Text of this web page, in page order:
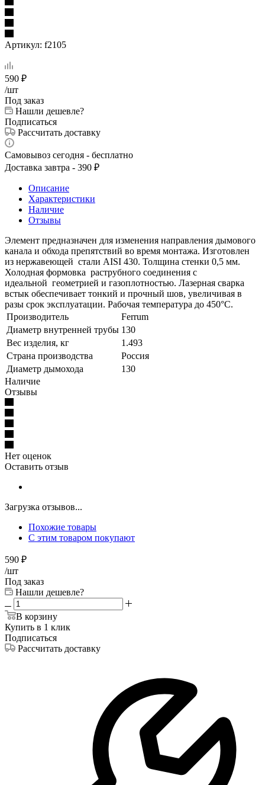
Артикул: f2105
590 ₽
/шт
Под заказ
Нашли дешевле?
Подписаться
Рассчитать доставку
Самовывоз сегодня - бесплатно
Доставка завтра - 390 ₽
Описание
Характеристики
Наличие
Отзывы
Элемент предназначен для изменения направления дымового
канала и обхода препятствий во время монтажа. Изготовлен
из нержавеющей стали AISI 430. Толщина стенки 0,5 мм.
Холодная формовка раструбного соединения с
идеальной геометрией и газоплотностью. Лазерная сварка
встык обеспечивает тонкий и прочный шов, увеличивая в
разы срок эксплуатации. Рабочая температура до 450°С.
Производитель
Ferrum
Диаметр внутренней трубы 130
Вес изделия, кг
1.493
Страна производства
Россия
Диаметр дымохода
130
Наличие
Отзывы
Нет оценок
Оставить отзыв
Загрузка отзывов...
Похожие товары
С этим товаром покупают
590 ₽
/шт
Под заказ
Нашли дешевле?
В корзину
Купить в 1 клик
Подписаться
Рассчитать доставку